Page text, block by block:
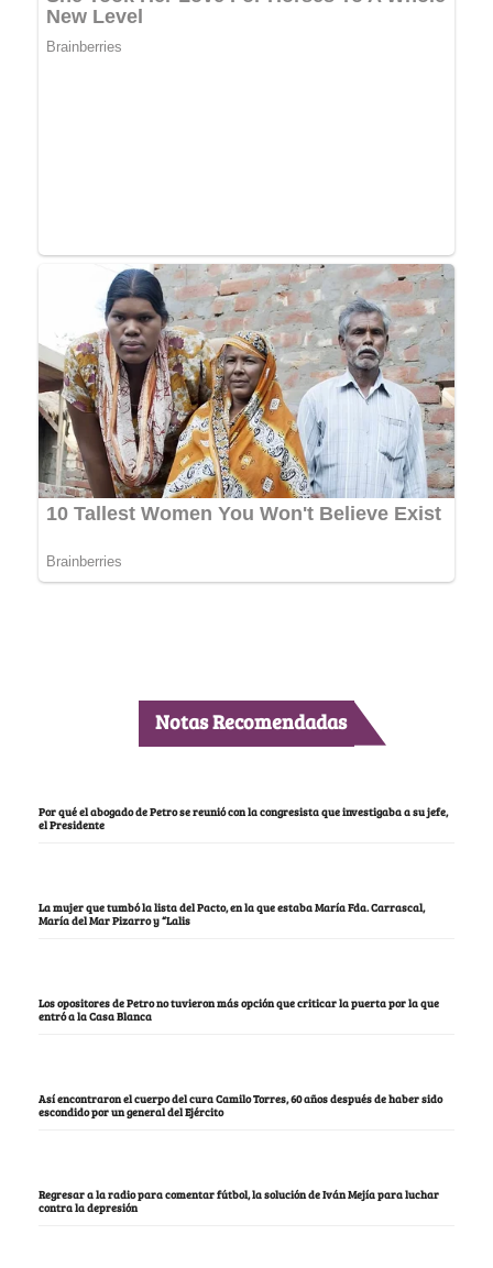
Notas Recomendadas
Por qué el abogado de Petro se reunió con la congresista que investigaba a su jefe,
el Presidente
La mujer que tumbó la lista del Pacto, en la que estaba María Fda. Carrascal,
María del Mar Pizarro y “Lalis
Los opositores de Petro no tuvieron más opción que criticar la puerta por la que
entró a la Casa Blanca
Así encontraron el cuerpo del cura Camilo Torres, 60 años después de haber sido
escondido por un general del Ejército
Regresar a la radio para comentar fútbol, la solución de Iván Mejía para luchar
contra la depresión